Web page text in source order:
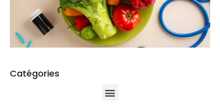
Catégories